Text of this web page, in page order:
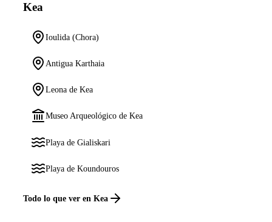
Kea
Ioulida (Chora)
Antigua Karthaia
Leona de Kea
Museo Arqueológico de Kea
Playa de Gialiskari
Playa de Koundouros
Todo lo que ver en Kea